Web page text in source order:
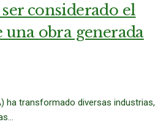
considerado el
obra generada
ha transformado diversas industrias,